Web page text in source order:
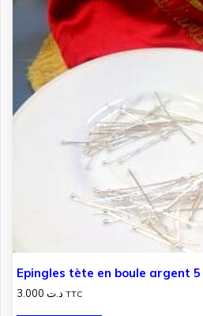
Epingles tète en boule argent
د.ت TTC